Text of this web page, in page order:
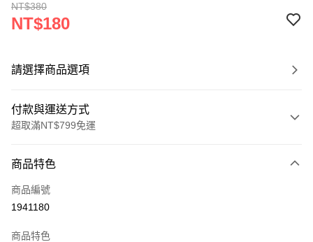
NT$380
NT$180
請選擇商品選項
付款與運送方式
超取滿NT$799免運
信用卡一次付款
超商取貨付款
商品特色
商品編號
1941180
商品特色